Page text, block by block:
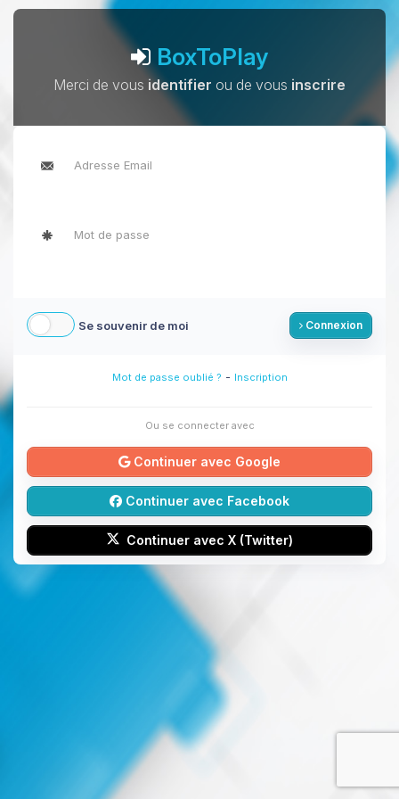
BoxToPlay
Merci de vous identifier ou de vous inscrire
Se souvenir de moi Connexion
Mot de passe oublié ? - Inscription
Ou se connecter avec
Continuer avec Google
Continuer avec Facebook
Continuer avec X (Twitter)